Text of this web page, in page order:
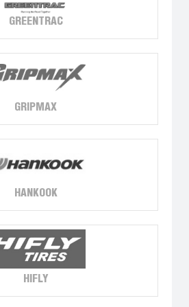
GREENTRAC
GRIPMAX
HANKOOK
HIFLY